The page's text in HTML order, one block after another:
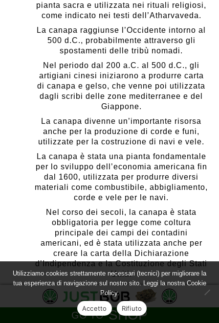
pianta sacra e utilizzata nei rituali religiosi,
come indicato nei testi dell’Atharvaveda.
La canapa raggiunse l’Occidente intorno al
500 d.C., probabilmente attraverso gli
spostamenti delle tribù nomadi.
Nel periodo dal 200 a.C. al 500 d.C., gli
artigiani cinesi iniziarono a produrre carta
di canapa e gelso, che venne poi utilizzata
dagli scribi delle zone mediterranee e del
Giappone.
La canapa divenne un’importante risorsa
anche per la produzione di corde e funi,
utilizzate per la costruzione di navi e vele.
La canapa è stata una pianta fondamentale
per lo sviluppo dell’economia americana fin
dal 1600, utilizzata per produrre diversi
materiali come combustibile, abbigliamento,
corde e vele per le navi.
Nel corso dei secoli, la canapa è stata
obbligatoria per legge come coltura
principale dei campi dei contadini
americani, ed è stata utilizzata anche per
creare la carta della Dichiarazione
d’Indipendenza e la Costituzione degli Stati
Uniti.
Nel XIX secolo, la canapa ha avuto un
grande successo come forma di moneta
fiduciaria e ha dato origine a molte città
americane con nomi come Hempfield e
GO TO SHOP
Utilizziamo cookies strettamente necessari (tecnici) per migliorare la
tua esperienza di navigazione sul nostro sito. Leggi la nostra Cookie
Policy.
Accetto Rifiuto